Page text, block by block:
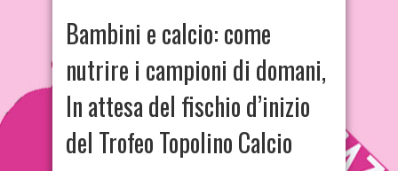
Bambini e calcio: come
nutrire i campioni di domani,
In attesa del fischio d’inizio
del Trofeo Topolino Calcio